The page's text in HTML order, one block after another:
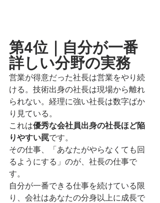
第4位｜自分が一番
詳しい分野の実務
営業が得意だった社長は営業をやり続
ける。技術出身の社長は現場から離れ
られない。経理に強い社長は数字ばか
り見ている。
これは優秀な会社員出身の社長ほど陥
りやすい罠です。
その仕事、「あなたがやらなくても回
るようにする」のが、社長の仕事で
す。
自分が一番できる仕事を続けている限
り、会社はあなたの分身以上に成長で